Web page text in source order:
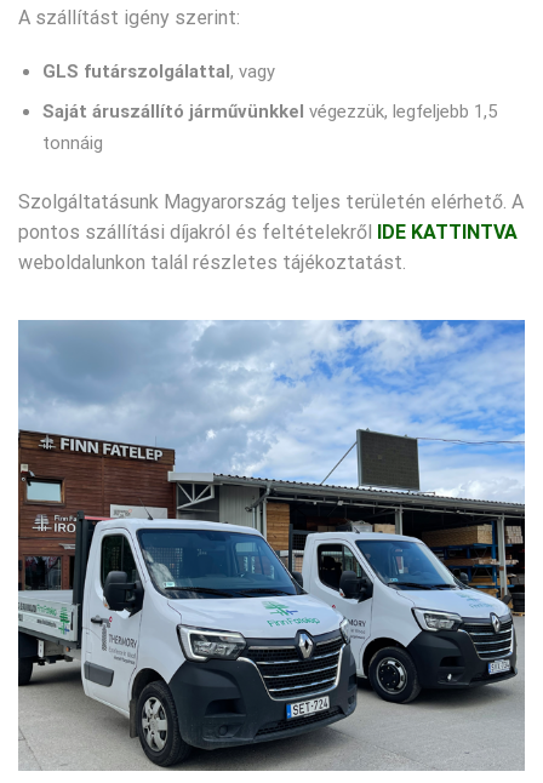
A szállítást igény szerint:
GLS futárszolgálattal, vagy
Saját áruszállító járművünkkel végezzük, legfeljebb 1,5
tonnáig
Szolgáltatásunk Magyarország teljes területén elérhető. A
pontos szállítási díjakról és feltételekről
IDE KATTINTVA
weboldalunkon talál részletes tájékoztatást.